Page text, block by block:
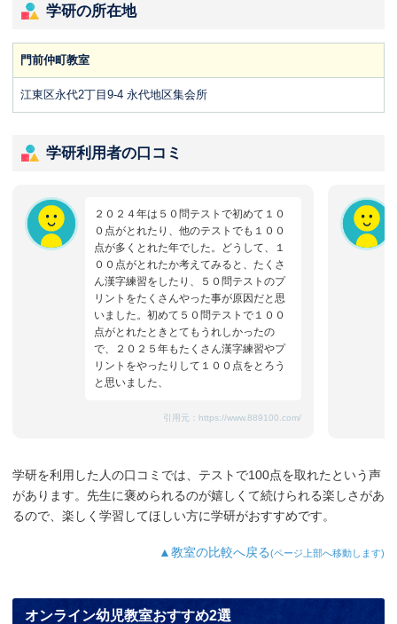
学研の所在地
門前仲町教室
江東区永代2丁目9-4 永代地区集会所
学研利用者の口コミ
２０２４年は５０問テストで初めて１０
０点がとれたり、他のテストでも１００
点が多くとれた年でした。どうして、１
００点がとれたか考えてみると、たくさ
ん漢字練習をしたり、５０問テストのプ
リントをたくさんやった事が原因だと思
いました。初めて５０問テストで１００
点がとれたときとてもうれしかったの
で、２０２５年もたくさん漢字練習やプ
リントをやったりして１００点をとろう
と思いました、
引用元： https://www.889100.com/
学研を利用した人の口コミでは、テストで100点を取れたという声
があります。先生に褒められるのが嬉しくて続けられる楽しさがあ
るので、楽しく学習してほしい方に学研がおすすめです。
▲教室の比較へ戻る(ページ上部へ移動します)
オンライン幼児教室おすすめ2選